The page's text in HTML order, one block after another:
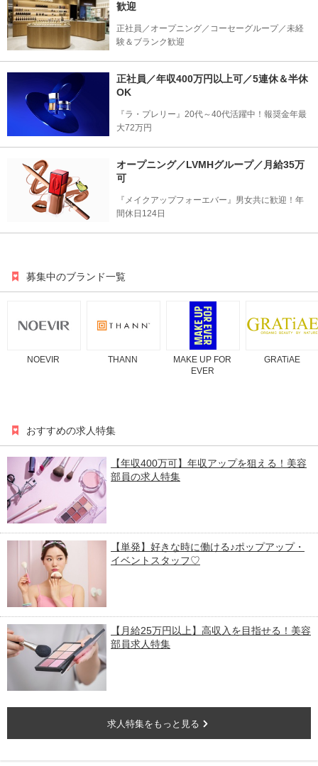
歓迎
正社員／オープニング／コーセーグループ／未経
験＆ブランク歓迎
正社員／年収400万円以上可／5連休＆半休
OK
『ラ・プレリー』20代～40代活躍中！報奨金年最
大72万円
オープニング／LVMHグループ／月給35万
可
『メイクアップフォーエバー』男女共に歓迎！年
間休日124日
募集中のブランド一覧
NOEVIR THANN
MAKE UP FOR
EVER
GRATiAE
おすすめの求人特集
【年収400万可】年収アップを狙える！美容
部員の求人特集
【単発】好きな時に働ける♪ポップアップ・
イベントスタッフ♡
【月給25万円以上】高収入を目指せる！美容
部員求人特集
求人特集をもっと見る